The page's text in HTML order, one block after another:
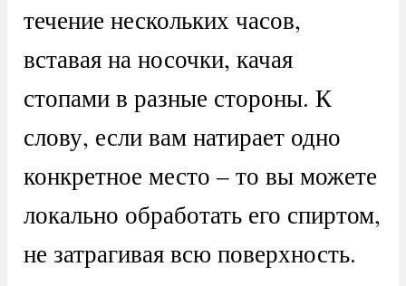
течение нескольких часов,
вставая на носочки, качая
стопами в разные стороны. К
слову, если вам натирает одно
конкретное место – то вы можете
локально обработать его спиртом,
не затрагивая всю поверхность.